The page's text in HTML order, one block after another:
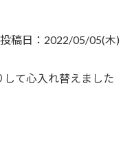
投稿日：2022/05/05(木)
て心入れ替えました